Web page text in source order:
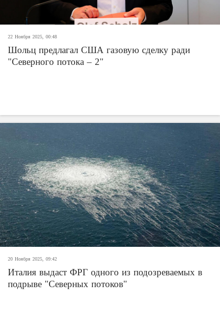
22 Ноября 2025, 00:48
Шольц предлагал США газовую сделку ради
"Северного потока – 2"
20 Ноября 2025, 09:42
Италия выдаст ФРГ одного из подозреваемых в
подрыве "Северных потоков"